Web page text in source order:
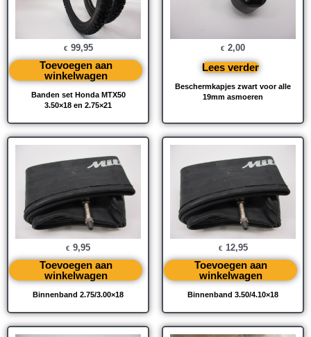
Banden set Honda MTX50
3.50×18 en 2.75×21
€ 99,95
Toevoegen aan
winkelwagen
Beschermkapjes zwart voor alle
19mm asmoeren
€ 2,00
Lees verder
Binnenband 2.75/3.00×18
€ 9,95
Toevoegen aan
winkelwagen
Binnenband 3.50/4.10×18
€ 12,95
Toevoegen aan
winkelwagen